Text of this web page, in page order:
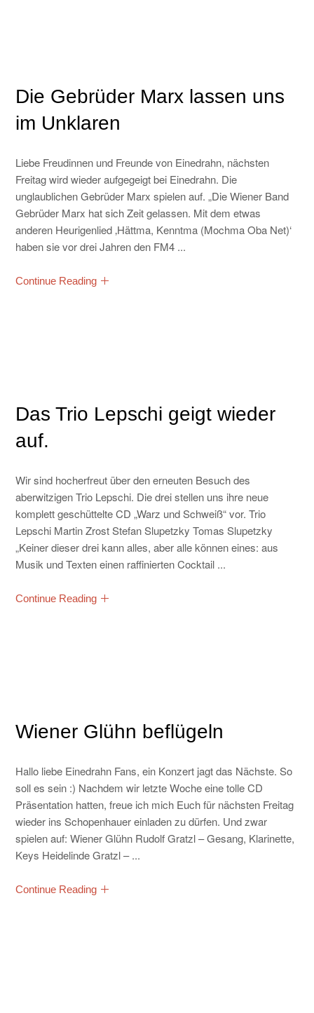
Die Gebrüder Marx lassen uns
im Unklaren
Liebe Freudinnen und Freunde von Einedrahn, nächsten
Freitag wird wieder aufgegeigt bei Einedrahn. Die
unglaublichen Gebrüder Marx spielen auf. „Die Wiener Band
Gebrüder Marx hat sich Zeit gelassen. Mit dem etwas
anderen Heurigenlied ‚Hättma, Kenntma (Mochma Oba Net)‘
haben sie vor drei Jahren den FM4 ...
Continue Reading
Das Trio Lepschi geigt wieder
auf.
Wir sind hocherfreut über den erneuten Besuch des
aberwitzigen Trio Lepschi. Die drei stellen uns ihre neue
komplett geschüttelte CD „Warz und Schweiß“ vor. Trio
Lepschi Martin Zrost Stefan Slupetzky Tomas Slupetzky
„Keiner dieser drei kann alles, aber alle können eines: aus
Musik und Texten einen raffinierten Cocktail ...
Continue Reading
Wiener Glühn beflügeln
Hallo liebe Einedrahn Fans, ein Konzert jagt das Nächste. So
soll es sein :) Nachdem wir letzte Woche eine tolle CD
Präsentation hatten, freue ich mich Euch für nächsten Freitag
wieder ins Schopenhauer einladen zu dürfen. Und zwar
spielen auf: Wiener Glühn Rudolf Gratzl – Gesang, Klarinette,
Keys Heidelinde Gratzl – ...
Continue Reading